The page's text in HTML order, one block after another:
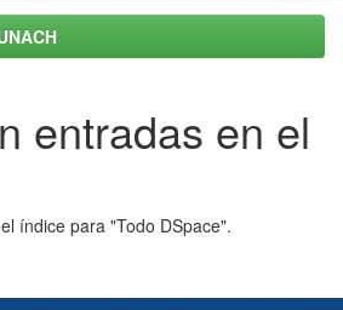
entradas en el
índice para "Todo DSpace".